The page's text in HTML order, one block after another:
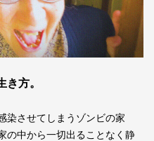
方。
染させてしまうゾンビの家
の中から一切出ることなく静